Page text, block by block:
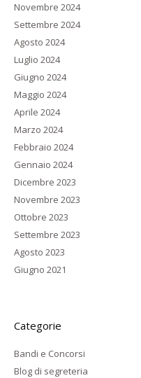
Novembre 2024
Settembre 2024
Agosto 2024
Luglio 2024
Giugno 2024
Maggio 2024
Aprile 2024
Marzo 2024
Febbraio 2024
Gennaio 2024
Dicembre 2023
Novembre 2023
Ottobre 2023
Settembre 2023
Agosto 2023
Giugno 2021
Categorie
Bandi e Concorsi
Blog di segreteria